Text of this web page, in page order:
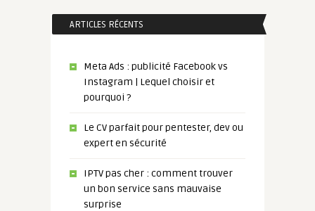
ARTICLES RÉCENTS
Meta Ads : publicité Facebook vs
Instagram | Lequel choisir et
pourquoi ?
Le CV parfait pour pentester, dev ou
expert en sécurité
IPTV pas cher : comment trouver
un bon service sans mauvaise
surprise